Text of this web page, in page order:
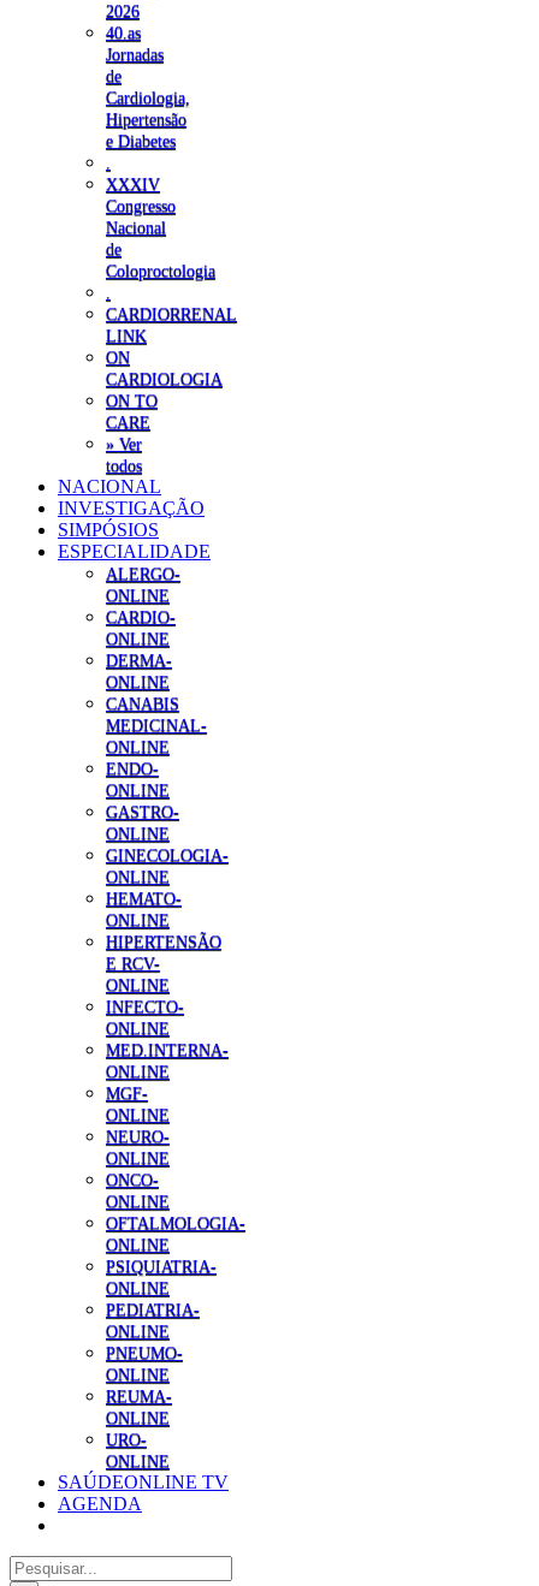
2026
40.as
Jornadas
de
Cardiologia,
Hipertensão
e Diabetes
XXXIV
Congresso
Nacional
de
Coloproctologia
CARDIORRENAL
LINK
ON
CARDIOLOGIA
ON TO
CARE
» Ver
todos
NACIONAL
INVESTIGAÇÃO
SIMPÓSIOS
ESPECIALIDADE
ALERGO-
ONLINE
CARDIO-
ONLINE
DERMA-
ONLINE
CANABIS
MEDICINAL-
ONLINE
ENDO-
ONLINE
GASTRO-
ONLINE
GINECOLOGIA-
ONLINE
HEMATO-
ONLINE
HIPERTENSÃO
E RCV-
ONLINE
INFECTO-
ONLINE
MED.INTERNA-
ONLINE
MGF-
ONLINE
NEURO-
ONLINE
ONCO-
ONLINE
OFTALMOLOGIA-
ONLINE
PSIQUIATRIA-
ONLINE
PEDIATRIA-
ONLINE
PNEUMO-
ONLINE
REUMA-
ONLINE
URO-
ONLINE
SAÚDEONLINE TV
AGENDA
Pesquisar